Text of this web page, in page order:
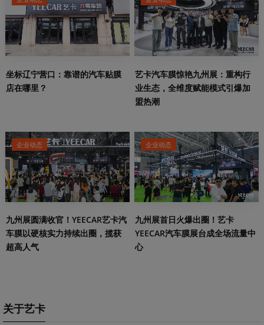
坐标辽宁营口：靠谱的汽车贴膜
店在哪里？
艺卡汽车膜惊艳九州展：重构行
业生态，全维度赋能模式引爆加
盟热潮
企业动态
九州展圆满收官！YEECAR艺卡汽
车膜以硬核实力持续出圈，揽获
超高人气
企业动态
九州展首日火爆出圈！艺卡
YEECAR汽车膜展台成全场流量中
心
关于艺卡